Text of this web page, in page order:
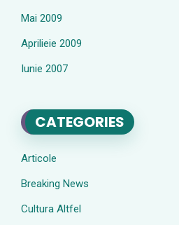
Mai 2009
Aprilieie 2009
Iunie 2007
CATEGORIES
Articole
Breaking News
Cultura Altfel